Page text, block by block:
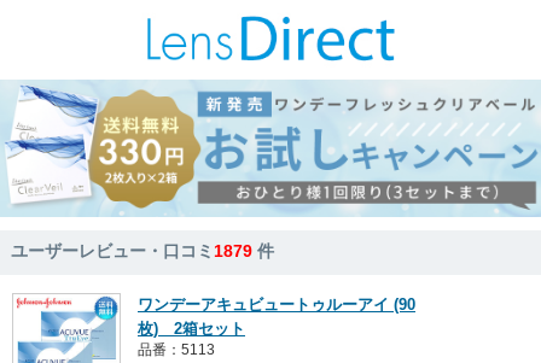
ユーザーレビュー・口コミ1879 件
ワンデーアキュビュートゥルーアイ (90
枚) 2箱セット
品番：5113